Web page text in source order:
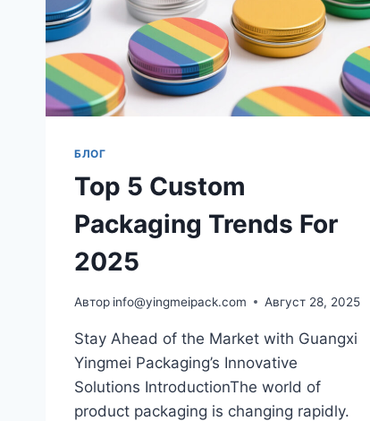
БЛОГ
Top 5 Custom
Packaging Trends For
2025
Автор info@yingmeipack.com Август 28, 2025
Stay Ahead of the Market with Guangxi
Yingmei Packaging’s Innovative
Solutions IntroductionThe world of
product packaging is changing rapidly.